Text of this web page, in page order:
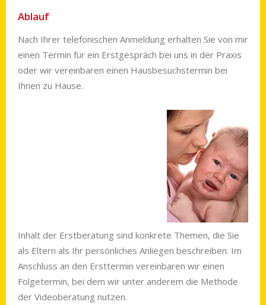
Ablauf
Nach Ihrer telefonischen Anmeldung erhalten Sie von mir
einen Termin für ein Erstgespräch bei uns in der Praxis
oder wir vereinbaren einen Haus­besuchs­termin bei
Ihnen zu Hause.
Inhalt der Erstberatung sind konkrete Themen, die Sie
als Eltern als Ihr persönliches Anliegen beschreiben. Im
Anschluss an den Ersttermin vereinbaren wir einen
Folgetermin, bei dem wir unter anderem die Methode
der Videoberatung nutzen.